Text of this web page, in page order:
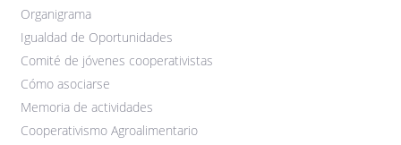
Organigrama
Igualdad de Oportunidades
Comité de jóvenes cooperativistas
Cómo asociarse
Memoria de actividades
Cooperativismo Agroalimentario